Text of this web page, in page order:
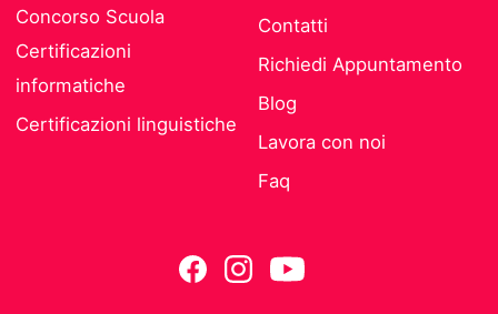
Concorso Scuola
Certificazioni
informatiche
Certificazioni linguistiche
Contatti
Richiedi Appuntamento
Blog
Lavora con noi
Faq